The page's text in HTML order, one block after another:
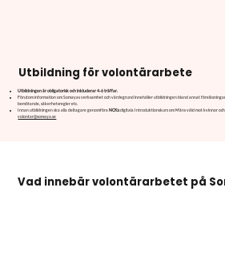
Utbildning för volontärarbete
Utbildningen är obligatorisk och inkluderar 4-6 träffar.
Förutom information om Somayas verksamhet och värdegrund innehåller utbildningen bland annat
bemötande, säkerhetsregler etc.
Innan utbildningen ska alla deltagare genomföraNCK:sdigitala Introduktionskurs om Mäns våld mot kvinnor
volontar@somaya.se
Vad innebär volontärarbetet på